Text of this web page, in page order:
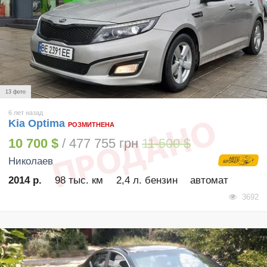
13 фото
6 лет назад
Kia Optima РОЗМИТНЕНА
10 700 $ / 477 755 грн 11 500 $
Николаев
2014 р.
98 тыс. км 2,4 л. бензин автомат
3692